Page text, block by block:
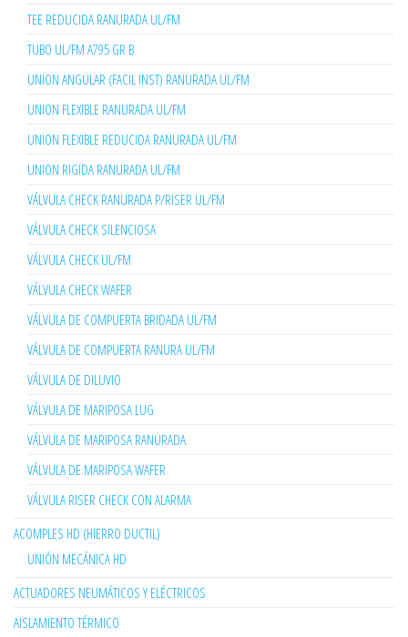
TEE REDUCIDA RANURADA UL/FM
TUBO UL/FM A795 GR B
UNION ANGULAR (FACIL INST) RANURADA UL/FM
UNION FLEXIBLE RANURADA UL/FM
UNION FLEXIBLE REDUCIDA RANURADA UL/FM
UNION RIGIDA RANURADA UL/FM
VÁLVULA CHECK RANURADA P/RISER UL/FM
VÁLVULA CHECK SILENCIOSA
VÁLVULA CHECK UL/FM
VÁLVULA CHECK WAFER
VÁLVULA DE COMPUERTA BRIDADA UL/FM
VÁLVULA DE COMPUERTA RANURA UL/FM
VÁLVULA DE DILUVIO
VÁLVULA DE MARIPOSA LUG
VÁLVULA DE MARIPOSA RANURADA
VÁLVULA DE MARIPOSA WAFER
VÁLVULA RISER CHECK CON ALARMA
ACOMPLES HD (HIERRO DUCTIL)
UNIÓN MECÁNICA HD
ACTUADORES NEUMÁTICOS Y ELÉCTRICOS
AISLAMIENTO TÉRMICO